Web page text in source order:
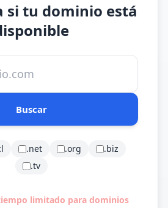
si tu dominio está
Buscar
.net .org
.biz
.tv
limitado para dominios